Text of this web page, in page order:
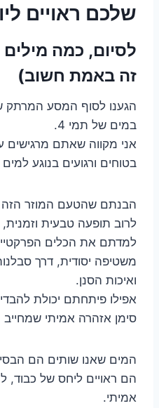
שלכם ראויים
לסיום, כמה מילים
זה באמת חשוב)
הגענו לסוף המסע המרתק
במים של תמי 4.
אני מקווה שאתם מרגישים
בטוחים ורגועים בנוגע
הבנתם שהטעם המוזר הזה
לרוב תופעה טבעית
למדתם את הכלים
משטיפה יסודית, דרך
ואיכות הסנן.
אפילו פיתחתם יכולת
סימן אזהרה אמיתי
המים שאנו שותים הם
הם ראויים ליחס של כבוד,
אמיתי.